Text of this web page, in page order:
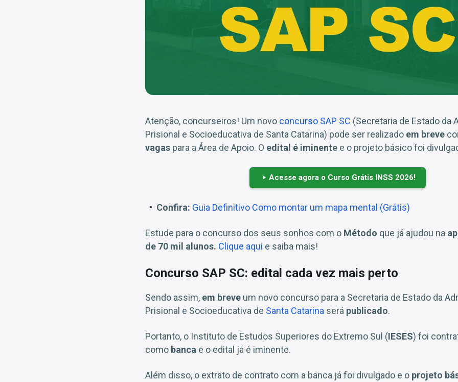
Atenção, concurseiros! Um novo concurso SAP SC (Secretaria de Estado da
Prisional e Socioeducativa de Santa Catarina) pode ser realizado em breve
vagas para a Área de Apoio. O edital é iminente e o projeto básico foi
Acesse agora o Curso Grátis INSS 2026!
Confira: Guia Definitivo Como montar um mapa mental (Grátis)
Estude para o concurso dos seus sonhos com o Método que já ajudou na
de 70 mil alunos. Clique aqui e saiba mais!
Concurso SAP SC: edital cada vez mais perto
Sendo assim, em breve um novo concurso para a Secretaria de Estado da
Prisional e Socioeducativa de Santa Catarina será publicado.
Portanto, o Instituto de Estudos Superiores do Extremo Sul (IESES) foi
como banca e o edital já é iminente.
Além disso, o extrato de contrato com a banca já foi divulgado e o projeto